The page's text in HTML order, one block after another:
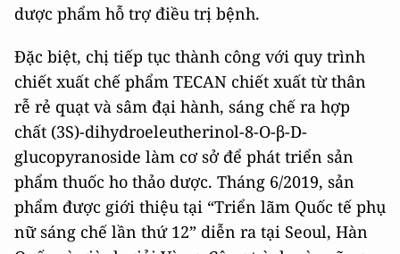
dược phẩm hỗ trợ điều trị bệnh.
Đặc biệt, chị tiếp tục thành công với quy trình
chiết xuất chế phẩm TECAN chiết xuất từ thân
rễ rẻ quạt và sâm đại hành, sáng chế ra hợp
chất (3S)-dihydroeleutherinol-8-O-β-D-
glucopyranoside làm cơ sở để phát triển sản
phẩm thuốc ho thảo dược. Tháng 6/2019, sản
phẩm được giới thiệu tại “Triển lãm Quốc tế phụ
nữ sáng chế lần thứ 12” diễn ra tại Seoul, Hàn